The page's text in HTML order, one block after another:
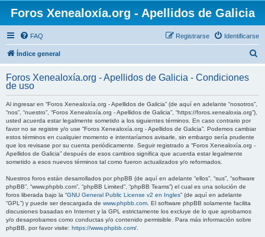
Foros Xenealoxía.org - Apellidos de Galicia
FAQ Identificarse
Registrarse
Índice general
c
Foros Xenealoxía.org - Apellidos de Galicia - Condiciones
de uso
Al ingresar en “Foros Xenealoxía.org - Apellidos de Galicia” (de aquí en adelante “nosotros”,
“nos”, “nuestro”, “Foros Xenealoxía.org - Apellidos de Galicia”, “https://foros.xenealoxia.org”),
usted acuerda estar legalmente sometido a los siguientes términos. En caso contrario por
favor no se registre y/o use “Foros Xenealoxía.org - Apellidos de Galicia”. Podemos cambiar
estos términos en cualquier momento e intentaríamos avisarle, sin embargo sería prudente
que los revisase por su cuenta periódicamente. Seguir registrado a “Foros Xenealoxía.org -
Apellidos de Galicia” después de esos cambios significa que acuerda estar legalmente
sometido a esos nuevos términos tal como fueron actualizados y/o reformados.
Nuestros foros están desarrollados por phpBB (de aquí en adelante “ellos”, “sus”, “software
phpBB”, “www.phpbb.com”, “phpBB Limited”, “phpBB Teams”) el cual es una solución de
foros liberada bajo la “GNU General Public License v2 en Ingles” (de aquí en adelante
“GPL”) y puede ser descargada de www.phpbb.com . El software phpBB solamente facilita
discusiones basadas en Internet y la GPL estrictamente los excluye de lo que aprobamos
y/o desaprobamos como conductas y/o contenido permisible. Para más información sobre
phpBB, por favor visite: https://www.phpbb.com/